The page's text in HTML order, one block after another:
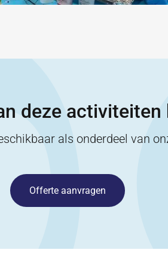
deze activiteiten
als onderdeel van
Offerte aanvragen